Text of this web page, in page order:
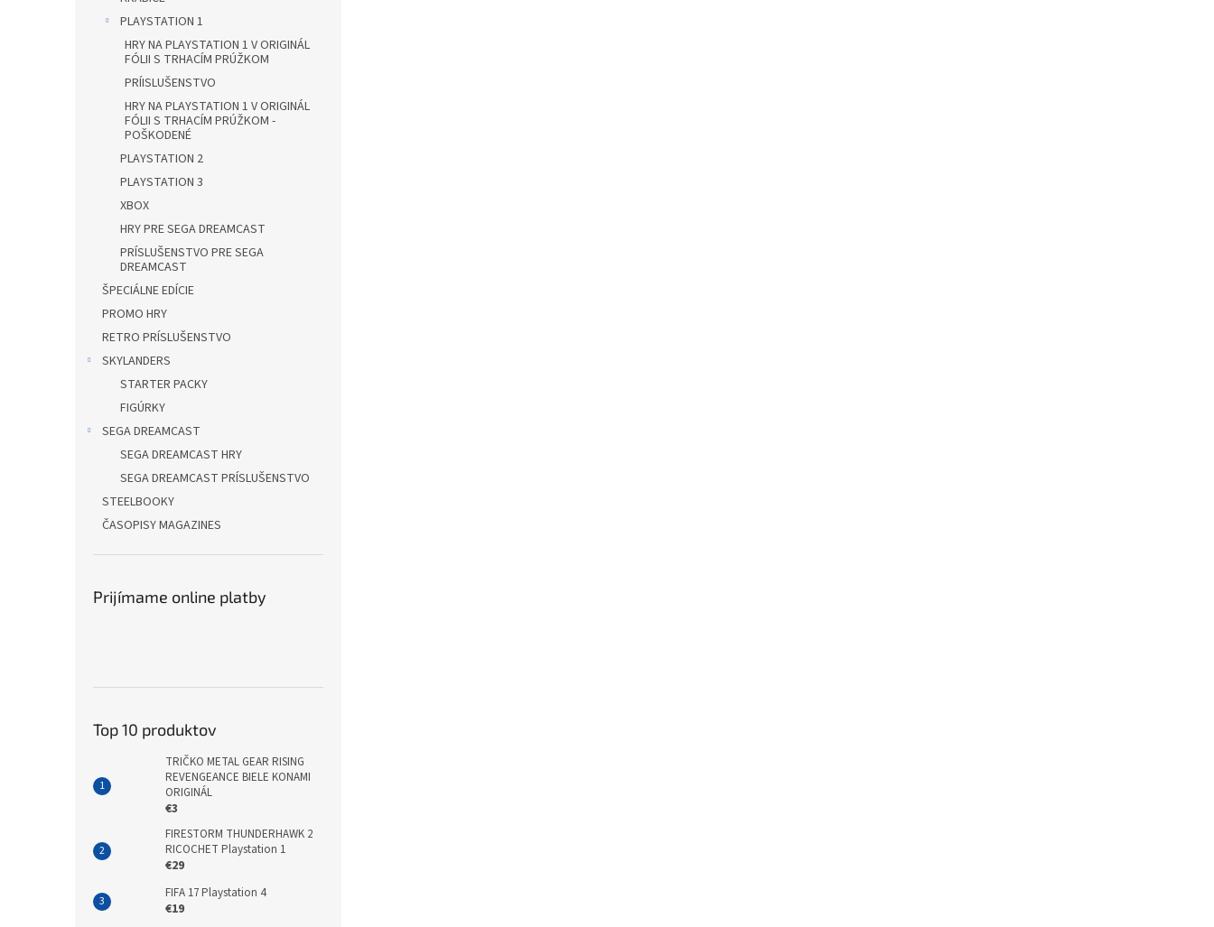
PLAYSTATION 1
HRY NA PLAYSTATION 1 V ORIGINÁL
FÓLII S TRHACÍM PRÚŽKOM
PRÍISLUŠENSTVO
HRY NA PLAYSTATION 1 V ORIGINÁL
FÓLII S TRHACÍM PRÚŽKOM -
POŠKODENÉ
PLAYSTATION 2
PLAYSTATION 3
XBOX
HRY PRE SEGA DREAMCAST
PRÍSLUŠENSTVO PRE SEGA
DREAMCAST
ŠPECIÁLNE EDÍCIE
PROMO HRY
RETRO PRÍSLUŠENSTVO
SKYLANDERS
STARTER PACKY
FIGÚRKY
SEGA DREAMCAST
SEGA DREAMCAST HRY
SEGA DREAMCAST PRÍSLUŠENSTVO
STEELBOOKY
ČASOPISY MAGAZINES
Prijímame online platby
Top 10 produktov
TRIČKO METAL GEAR RISING
REVENGEANCE BIELE KONAMI
ORIGINÁL
€3
FIRESTORM THUNDERHAWK 2
RICOCHET Playstation 1
€29
FIFA 17 Playstation 4
€19